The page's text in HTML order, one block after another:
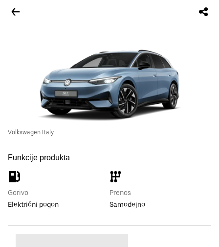
Volkswagen Italy
Funkcije produkta
Gorivo
Električni pogon
Prenos
Samodejno